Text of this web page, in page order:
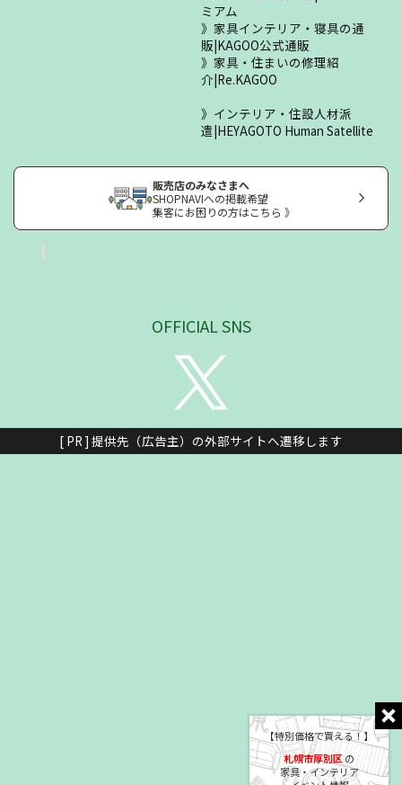
【特別価格で買える！】
札幌市厚別区の
家具・インテリア
ミアム
家具インテリア・寝具の通
販|KAGOO公式通販
家具・住まいの修理紹
介|Re.KAGOO
インテリア・住設人材派
遣|HEYAGOTO Human Satellite
販売店のみなさまへ
SHOPNAVIへの掲載希望
集客にお困りの方はこちら 》
OFFICIAL SNS
[ PR ] 提供先（広告主）の外部サイトへ遷移します